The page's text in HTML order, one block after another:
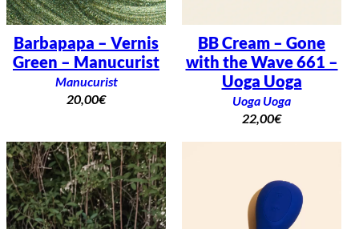
Barbapapa – Vernis
Green – Manucurist
Manucurist
20,00€
BB Cream – Gone
with the Wave 661 –
Uoga Uoga
Uoga Uoga
22,00€